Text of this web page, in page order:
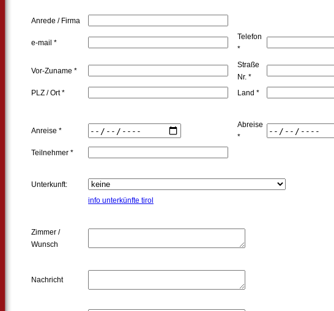
Anrede / Firma
e-mail *
Telefon
*
Vor-Zuname *
Straße
Nr. *
PLZ / Ort *
Land *
Anreise *
Abreise
*
Teilnehmer *
Unterkunft:
info unterkünfte tirol
Zimmer /
Wunsch
Nachricht